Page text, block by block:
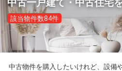
中古一戸建て・中古住宅
該当物件数84件
中古物件を購入したいけれど、設備